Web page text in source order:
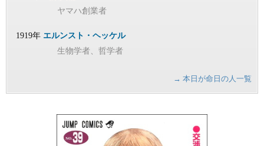
ヤマハ創業者
1919年 エルンスト・ヘッケル
生物学者、哲学者
→ 本日が命日の人一覧